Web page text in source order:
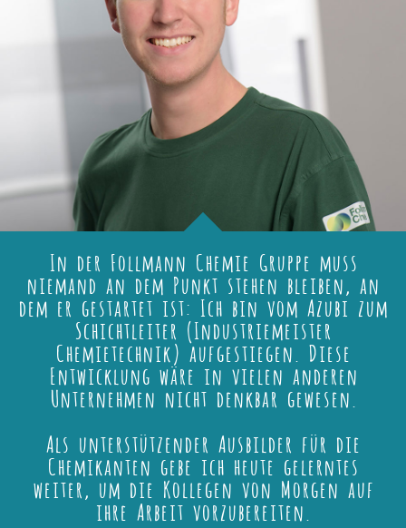
In der Follmann Chemie Gruppe muss
niemand an dem Punkt stehen bleiben, an
dem er gestartet ist: Ich bin vom Azubi zum
Schichtleiter (Industriemeister
Chemietechnik) aufgestiegen. Diese
Entwicklung wäre in vielen anderen
Unternehmen nicht denkbar gewesen.
Als unterstützender Ausbilder für die
Chemikanten gebe ich heute gelerntes
weiter, um die Kollegen von Morgen auf
ihre Arbeit vorzubereiten.